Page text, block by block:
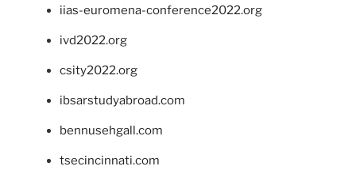
iias-euromena-conference2022.org
ivd2022.org
csity2022.org
ibsarstudyabroad.com
bennusehgall.com
tsecincinnati.com